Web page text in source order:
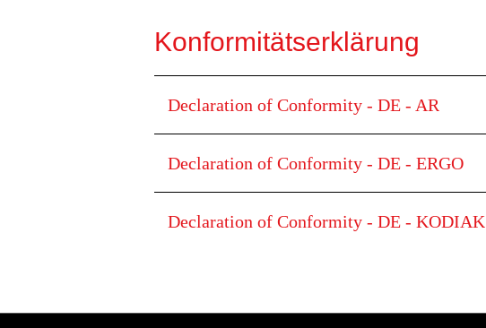
Konformitätserklärung
Declaration of Conformity - DE - AR
Declaration of Conformity - DE - ERGO
Declaration of Conformity - DE - KODIAK